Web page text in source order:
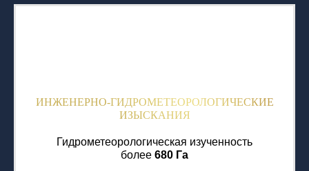
ИНЖЕНЕРНО-ГИДРОМЕТЕОРОЛОГИЧЕСКИЕ
ИЗЫСКАНИЯ
Гидрометеорологическая изученность
более 680 Га